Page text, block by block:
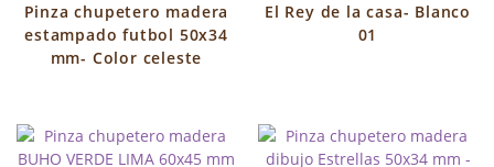
Pinza chupetero madera
estampado futbol 50x34
mm- Color celeste
El Rey de la casa- Blanco
01